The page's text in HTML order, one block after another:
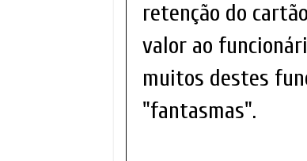
retenção do
valor ao
muitos destes
"fantasmas".